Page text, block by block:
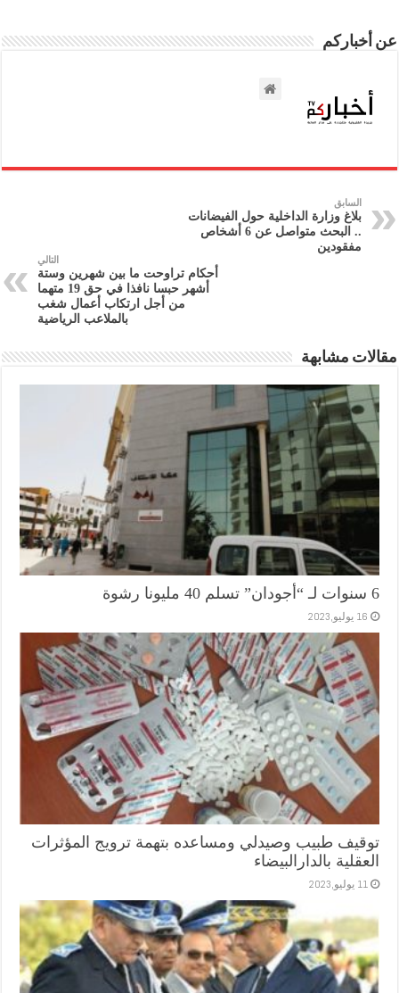
عن أخباركم
السابق
بلاغ وزارة الداخلية حول الفيضانات
.. البحث متواصل عن 6 أشخاص
مفقودين
التالي
أحكام تراوحت ما بين شهرين وستة
أشهر حبسا نافذا في حق 19 متهما
من أجل ارتكاب أعمال شغب
بالملاعب الرياضية
مقالات مشابهة
6 سنوات لـ “أجودان” تسلم 40 مليونا رشوة
16 يوليو,2023
توقيف طبيب وصيدلي ومساعده بتهمة ترويج المؤثرات
العقلية بالدارالبيضاء
11 يوليو,2023